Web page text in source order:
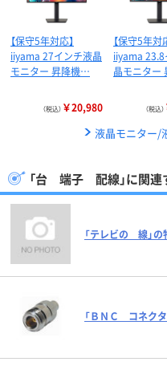
【保守5年対応】
iiyama 27インチ液晶
モニター 昇降機…
（税込） ￥20,980
【保守5年対
iiyama 23.8
晶モニター
（税込）
液晶モニター/
「台 端子 配線」に関連
「テレビの 線」の
「ＢＮＣ コネク